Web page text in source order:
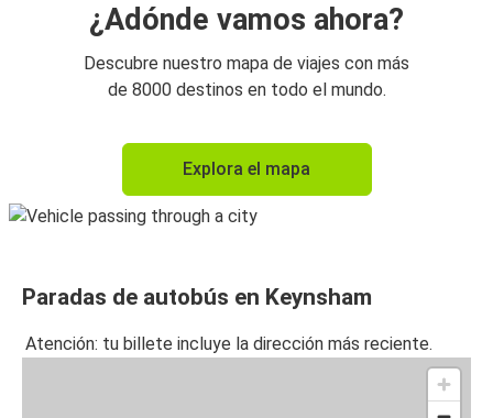
¿Adónde vamos ahora?
Descubre nuestro mapa de viajes con más
de 8000 destinos en todo el mundo.
Explora el mapa
Paradas de autobús en Keynsham
Atención: tu billete incluye la dirección más reciente.